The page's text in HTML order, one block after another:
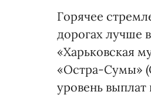
Горячее
дорогах лучше
«Харьковская
«Остра-Сумы»
уровень